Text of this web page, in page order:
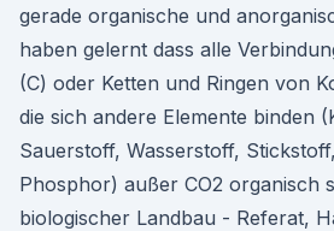
gerade organische und
haben gelernt dass alle
(C) oder Ketten und Ringen von
die sich andere Elemente binden
Sauerstoff, Wasserstoff,
Phosphor) außer CO2 organisch
biologischer Landbau - Referat,